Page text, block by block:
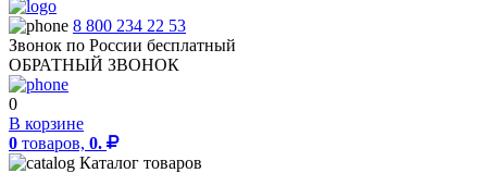
8 800 234 22 53
Звонок по России бесплатный
ОБРАТНЫЙ ЗВОНОК
0
В корзине
0 товаров, 0.
Каталог товаров